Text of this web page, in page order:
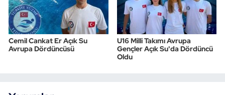
Cemil Cankat Er Açık Su
Avrupa Dördüncüsü
U16 Milli Takımı Avrupa
Gençler Açık Su'da Dördüncü
Oldu